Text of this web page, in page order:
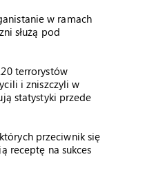
w ramach
służą pod
terrorystów
i zniszczyli w
statystyki przede
przeciwnik się
receptę na sukces